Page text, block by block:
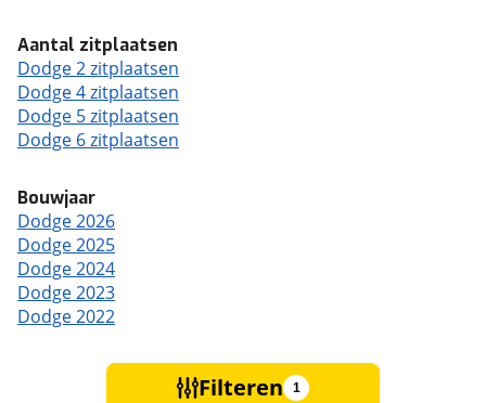
Aantal zitplaatsen
Dodge 2 zitplaatsen
Dodge 4 zitplaatsen
Dodge 5 zitplaatsen
Dodge 6 zitplaatsen
Bouwjaar
Dodge 2026
Dodge 2025
Dodge 2024
Dodge 2023
Dodge 2022
Filteren 1